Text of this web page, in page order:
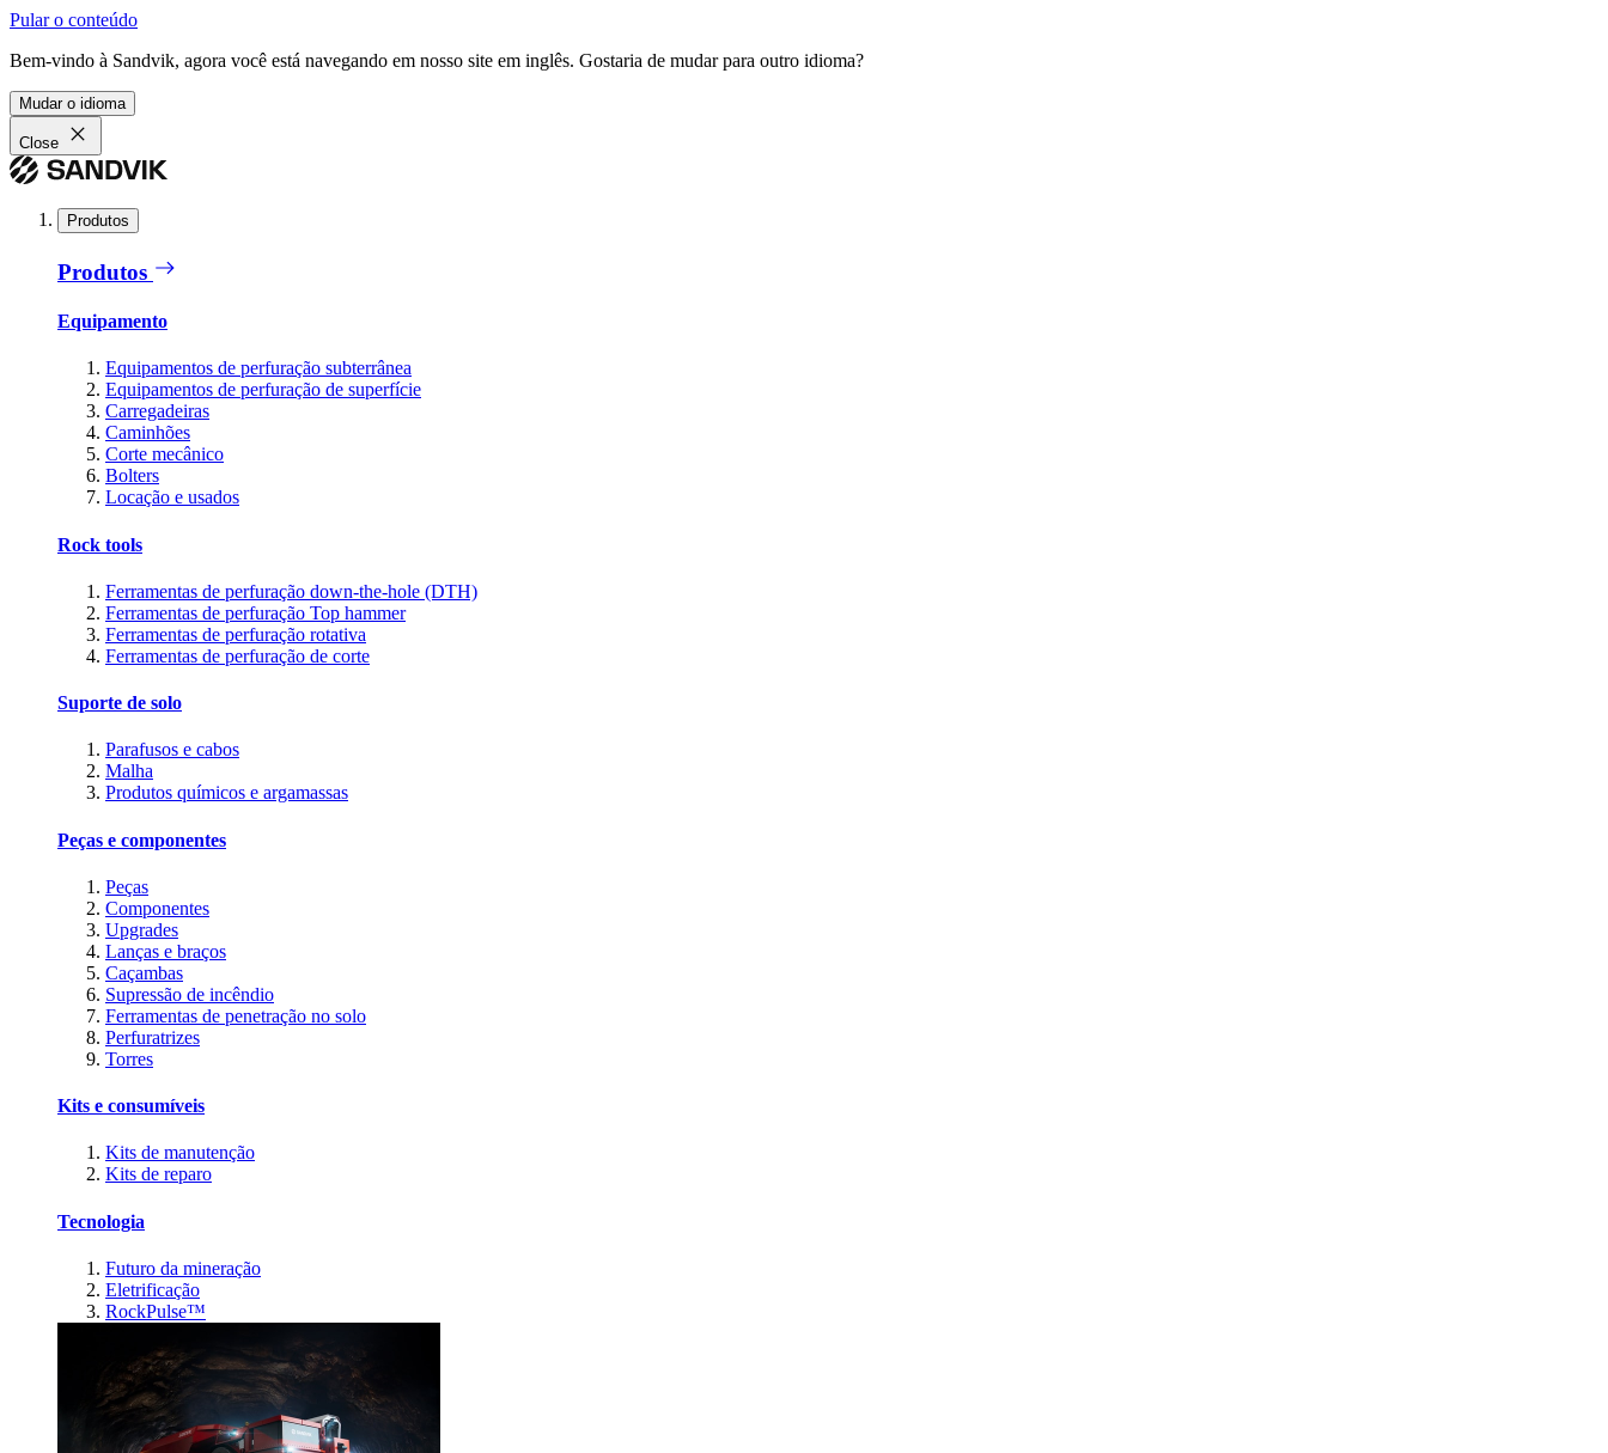
Pular o conteúdo
Bem-vindo à Sandvik, agora você está navegando em nosso site em inglês. Gostaria de mudar para outro idioma?
Mudar o idioma
Close
Produtos
Produtos
Equipamento
Equipamentos de perfuração subterrânea
Equipamentos de perfuração de superfície
Carregadeiras
Caminhões
Corte mecânico
Bolters
Locação e usados
Rock tools
Ferramentas de perfuração down-the-hole (DTH)
Ferramentas de perfuração Top hammer
Ferramentas de perfuração rotativa
Ferramentas de perfuração de corte
Suporte de solo
Parafusos e cabos
Malha
Produtos químicos e argamassas
Peças e componentes
Peças
Componentes
Upgrades
Lanças e braços
Caçambas
Supressão de incêndio
Ferramentas de penetração no solo
Perfuratrizes
Torres
Kits e consumíveis
Kits de manutenção
Kits de reparo
Tecnologia
Futuro da mineração
Eletrificação
RockPulse™